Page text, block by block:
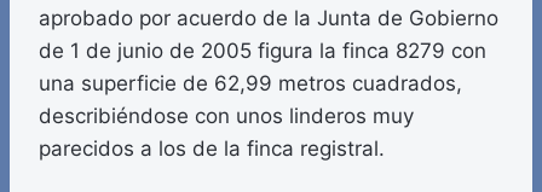
aprobado por acuerdo de la Junta de Gobierno
de 1 de junio de 2005 figura la finca 8279 con
una superficie de 62,99 metros cuadrados,
describiéndose con unos linderos muy
parecidos a los de la finca registral.